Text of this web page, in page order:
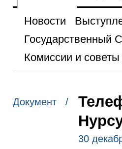
Новости
Государственный
Комиссии и советы
Документ /
30